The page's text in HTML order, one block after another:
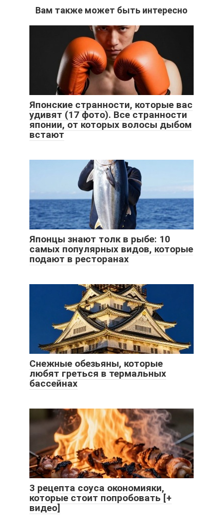
Вам также может быть интересно
Японские странности, которые вас
удивят (17 фото). Все странности
японии, от которых волосы дыбом
встают
Японцы знают толк в рыбе: 10
самых популярных видов, которые
подают в ресторанах
Снежные обезьяны, которые
любят греться в термальных
бассейнах
3 рецепта соуса окономияки,
которые стоит попробовать [+
видео]